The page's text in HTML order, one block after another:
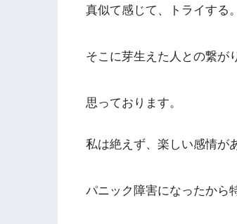
真似て感じて、トライする。
そこに芽生えた人との繋が
思っております。
私は絶えず、楽しい感情が
パニック障害になったから